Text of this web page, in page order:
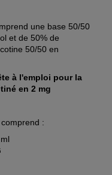
une base 50/50
et de 50% de
50/50 en
à l'emploi pour la
en 2 mg
comprend :